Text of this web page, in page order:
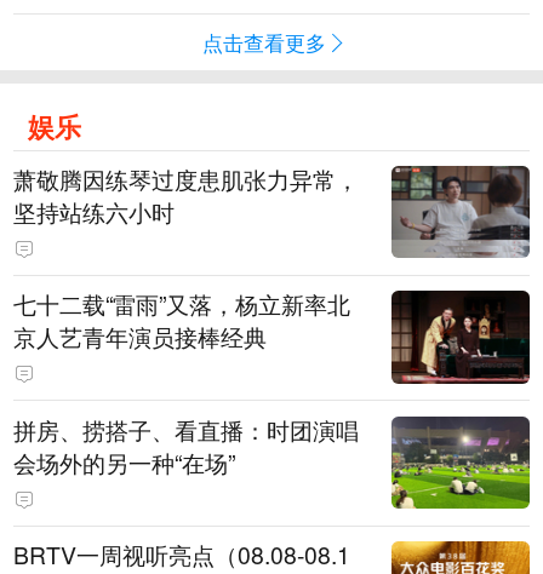
点击查看更多
娱乐
萧敬腾因练琴过度患肌张力异常，
坚持站练六小时
七十二载“雷雨”又落，杨立新率北
京人艺青年演员接棒经典
拼房、捞搭子、看直播：时团演唱
会场外的另一种“在场”
BRTV一周视听亮点（08.08-08.1